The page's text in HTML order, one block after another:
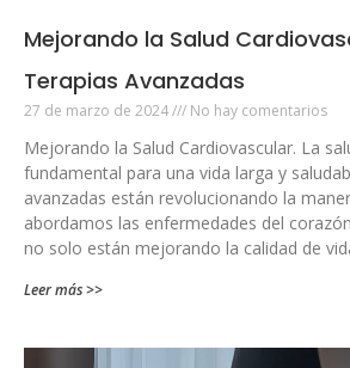
Mejorando la Salud
Terapias Avanzadas
27 de marzo de 2024 No hay comentarios
Mejorando la Salud Cardiovascular. La
fundamental para una vida larga y
avanzadas están revolucionando la
abordamos las enfermedades del
no solo están mejorando la calidad de
Leer más >>